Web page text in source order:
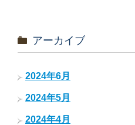
アーカイブ
2024年6月
2024年5月
2024年4月